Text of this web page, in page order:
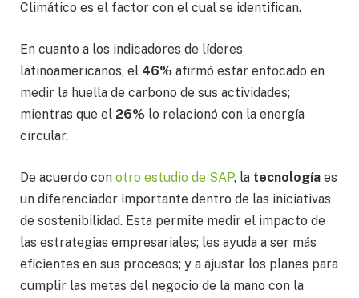
Climático es el factor con el cual se identifican.
En cuanto a los indicadores de líderes
latinoamericanos, el 46% afirmó estar enfocado en
medir la huella de carbono de sus actividades;
mientras que el 26% lo relacionó con la energía
circular.
De acuerdo con otro estudio de SAP, la tecnología es
un diferenciador importante dentro de las iniciativas
de sostenibilidad. Esta permite medir el impacto de
las estrategias empresariales; les ayuda a ser más
eficientes en sus procesos; y a ajustar los planes para
cumplir las metas del negocio de la mano con la